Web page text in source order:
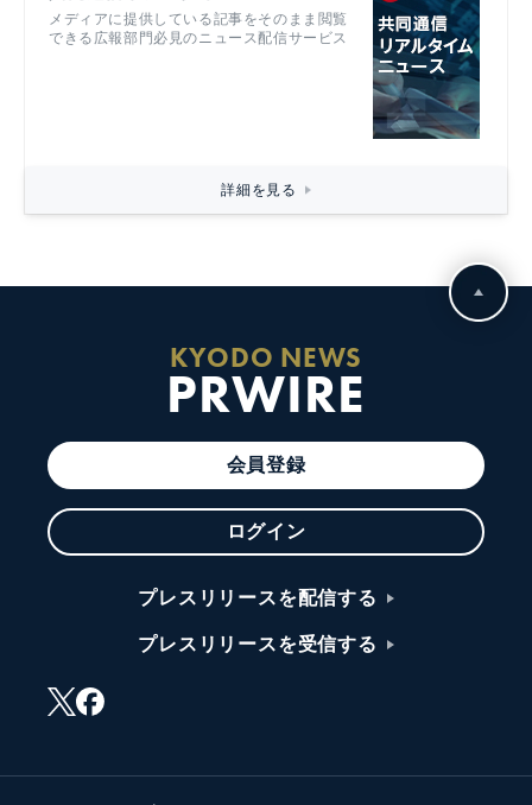
メディアに提供している記事をそのまま閲覧
できる広報部門必見のニュース配信サービス
詳細を見る
KYODO NEWS
PRWIRE
会員登録
ログイン
プレスリリースを配信する
プレスリリースを受信する